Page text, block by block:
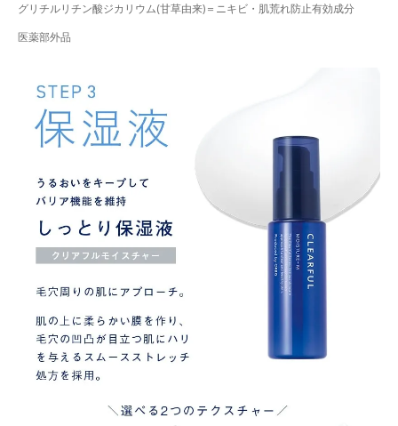
グリチルリチン酸ジカリウム(甘草由来)＝ニキビ・肌荒れ防止有効成分
医薬部外品